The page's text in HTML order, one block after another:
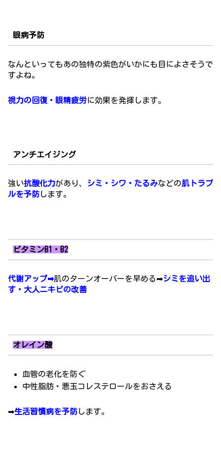
眼病予防
なんといってもあの独特の紫色がいかにも目によさそうで
すよね。
視力の回復・眼精疲労に効果を発揮します。
アンチエイジング
強い抗酸化力があり、 シミ・シワ・たるみなどの肌トラブ
ルを予防します。
ビタミンB1・B2
代謝アップ➡肌のターンオーバーを早める➡シミを追い出
す・大人ニキビの改善
オレイン酸
血管の老化を防ぐ
中性脂肪・悪玉コレステロールをおさえる
➡生活習慣病を予防します。